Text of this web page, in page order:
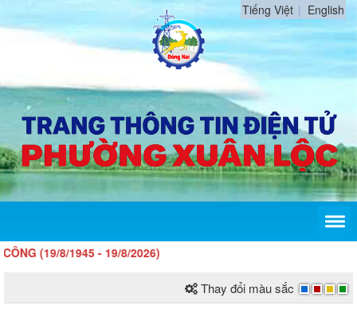
Tiếng Việt English
(19/8/1945 - 19/8/2026)
Thay đổi màu sắc